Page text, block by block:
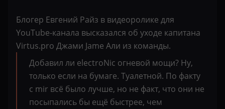
Блогер Евгений Райз в видеоролике для
YouTube-канала высказался об уходе капитана
Virtus.pro Джами Jame Али из команды.
Добавил ли electroNic огневой мощи? Ну,
только если на бумаге. Туалетной. По факту
с mir всё было лучше, но не факт, что они не
посыпались бы ещё быстрее, чем